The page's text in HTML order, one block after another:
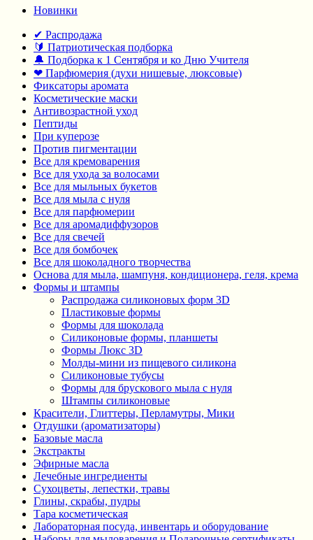
Новинки
✔ Распродажа
🔰 Патриотическая подборка
🔔 Подборка к 1 Сентября и ко Дню Учителя
❤ Парфюмерия (духи нишевые, люксовые)
Фиксаторы аромата
Косметические маски
Антивозрастной уход
Пептиды
При куперозе
Против пигментации
Все для кремоварения
Все для ухода за волосами
Все для мыльных букетов
Все для мыла с нуля
Все для парфюмерии
Все для аромадиффузоров
Все для свечей
Все для бомбочек
Все для шоколадного творчества
Основа для мыла, шампуня, кондиционера, геля, крема
Формы и штампы
Распродажа силиконовых форм 3D
Пластиковые формы
Формы для шоколада
Силиконовые формы, планшеты
Формы Люкс 3D
Молды-мини из пищевого силикона
Силиконовые тубусы
Формы для брускового мыла с нуля
Штампы силиконовые
Красители, Глиттеры, Перламутры, Мики
Отдушки (ароматизаторы)
Базовые масла
Экстракты
Эфирные масла
Лечебные ингредиенты
Сухоцветы, лепестки, травы
Глины, скрабы, пудры
Тара косметическая
Лабораторная посуда, инвентарь и оборудование